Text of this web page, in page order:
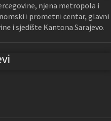
njena metropola i
i prometni centar, glavni
i sjedište Kantona Sarajevo.